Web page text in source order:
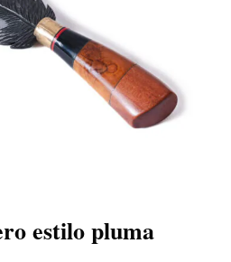
estilo pluma